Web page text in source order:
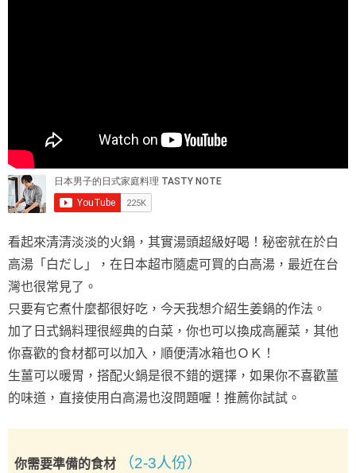
看起來清清淡淡的火鍋，其實湯頭超級好喝！秘密就在於白
高湯「白だし」，在日本超市隨處可買的白高湯，最近在台
灣也很常見了。
只要有它煮什麼都很好吃，今天我想介紹生姜鍋的作法。
加了日式鍋料理很經典的白菜，你也可以換成高麗菜，其他
你喜歡的食材都可以加入，順便清冰箱也ＯＫ！
生薑可以暖胃，搭配火鍋是很不錯的選擇，如果你不喜歡薑
的味道，直接使用白高湯也沒問題喔！推薦你試試。
你需要準備的食材 （2-3人份）